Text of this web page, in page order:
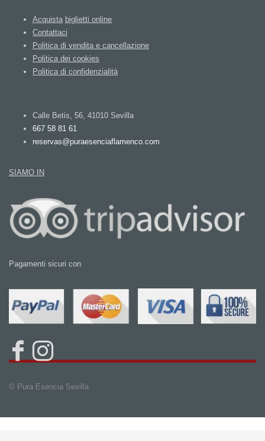
Acquista biglietti online
Contattaci
Politica di vendita e cancellazione
Politica dei cookies
Politica di confidenzialità
Calle Betis, 56, 41010 Sevilla
667 58 81 61
reservas@puraesenciaflamenco.com
SIAMO IN
Pagamenti sicuri con
© Pura Esencia Sevilla